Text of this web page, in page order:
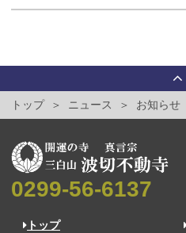
トップ ニュース お知らせ
0299-56-6137
トップ